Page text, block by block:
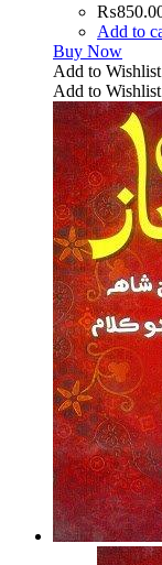
₨
Add to
Buy Now
Add to Wishlist
Add to Wishlist